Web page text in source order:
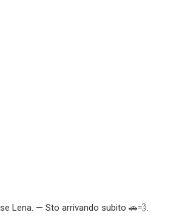
Lena. — Sto arrivando subito 🚗💨.